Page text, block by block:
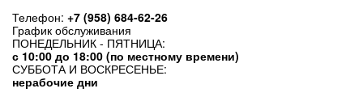
Телефон: +7 (958) 684-62-26
График обслуживания
ПОНЕДЕЛЬНИК - ПЯТНИЦА:
с 10:00 до 18:00 (по местному времени)
СУББОТА И ВОСКРЕСЕНЬЕ:
нерабочие дни